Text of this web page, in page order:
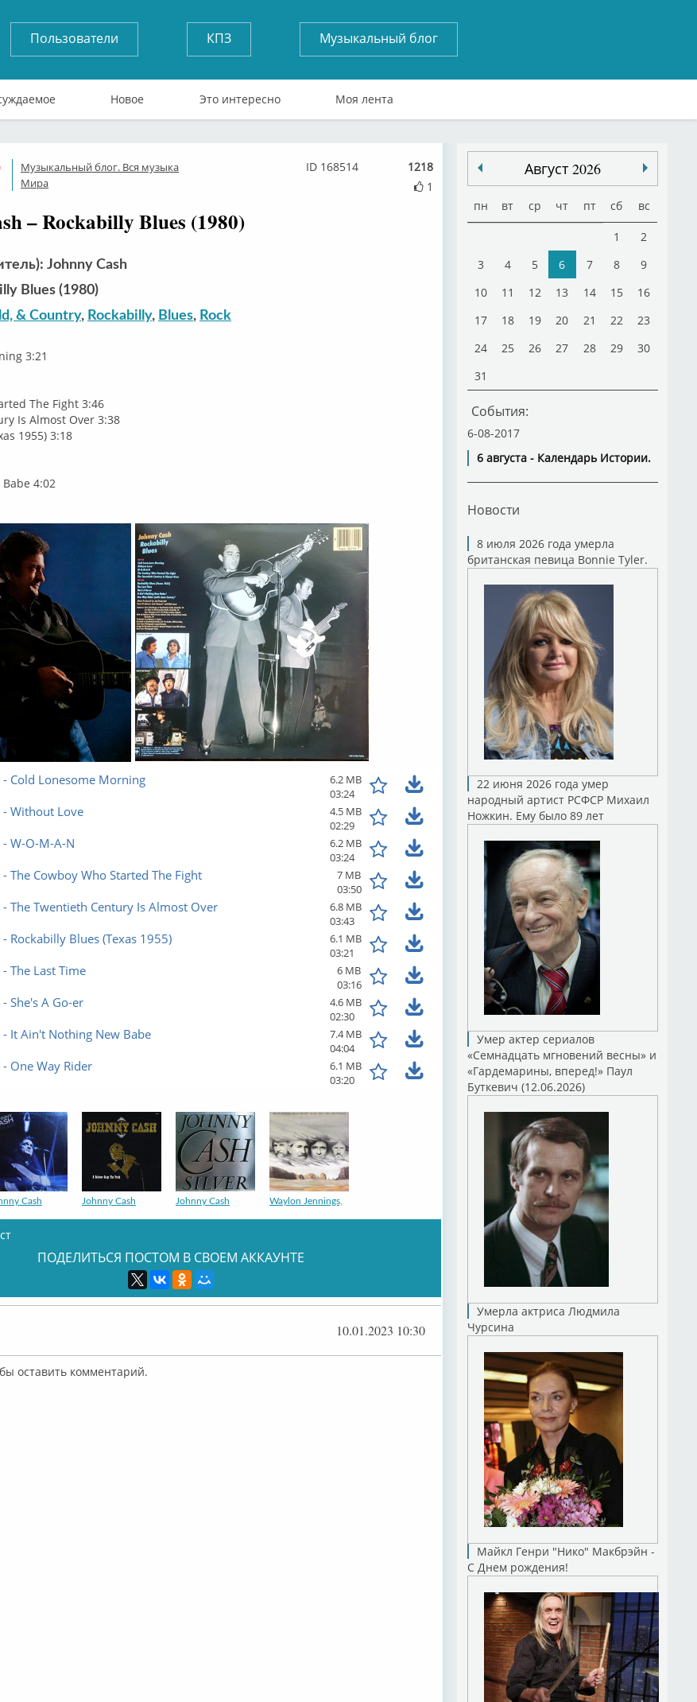
Пользователи КПЗ Музыкальный блог
Новое Это интересно Моя лента
Оффлайн
Музыкальный блог. Вся музыка
Мира
1218
1
ID 168514
– Rockabilly Blues (1980)
Johnny Cash
Blues (1980)
& Country, Rockabilly, Blues, Rock
3:21
The Fight 3:46
Is Almost Over 3:38
1955) 3:18
4:02
- Cold Lonesome Morning
6.2 MB
03:24
- Without Love
4.5 MB
02:29
- W-O-M-A-N
6.2 MB
03:24
- The Cowboy Who Started The Fight
7 MB
03:50
- The Twentieth Century Is Almost Over
6.8 MB
03:43
- Rockabilly Blues (Texas 1955)
6.1 MB
03:21
- The Last Time
6 MB
03:16
She's A Go-er
4.6 MB
02:30
- It Ain't Nothing New Babe
7.4 MB
04:04
- One Way Rider
6.1 MB
03:20
Cash Johnny Cash Johnny Cash Waylon Jennings,
ПОДЕЛИТЬСЯ ПОСТОМ В СВОЕМ АККАУНТЕ
10.01.2023 10:30
оставить комментарий.
Август 2026
пн вт ср чт пт сб вс
1
2
3
4 5 6 7 8
9
10
11 12 13 14 15
16
17
18 19 20 21 22
23
24
25 26 27 28 29
30
31
События:
6-08-2017
6 августа - Календарь Истории.
Новости
8 июля 2026 года умерла
британская певица Bonnie Tyler.
22 июня 2026 года умер
народный артист РСФСР Михаил
Ножкин. Ему было 89 лет
Умер актер сериалов
«Семнадцать мгновений весны» и
«Гардемарины, вперед!» Паул
Буткевич (12.06.2026)
Умерла актриса Людмила
Чурсина
Майкл Генри "Нико" Макбрэйн -
С Днем рождения!